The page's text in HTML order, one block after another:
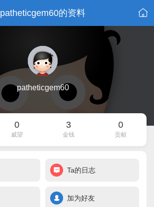
patheticgem60的资料
patheticgem60
0
威望
3
金钱
0
贡献
Ta的日志
加为好友